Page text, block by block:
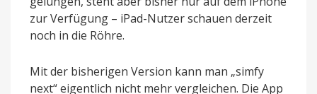
zur Verfügung – iPad-Nutzer schauen derzeit
noch in die Röhre.
Mit der bisherigen Version kann man „simfy
next“ eigentlich nicht mehr vergleichen. Die App